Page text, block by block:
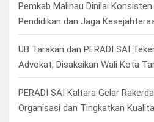
Pemkab Malinau Dinilai
Pendidikan dan Jaga
UB Tarakan dan PERADI SAI
Advokat, Disaksikan Wali Kota
PERADI SAI Kaltara Gelar
Organisasi dan Tingkatkan